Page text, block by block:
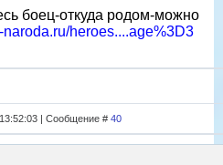
боец-откуда родом-можно
naroda.ru/heroes....age%3D3
| Сообщение # 40